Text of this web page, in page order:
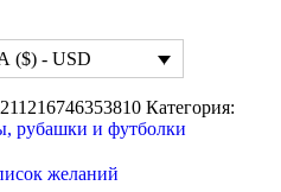
($) - USD
Категория:
рубашки и футболки
желаний